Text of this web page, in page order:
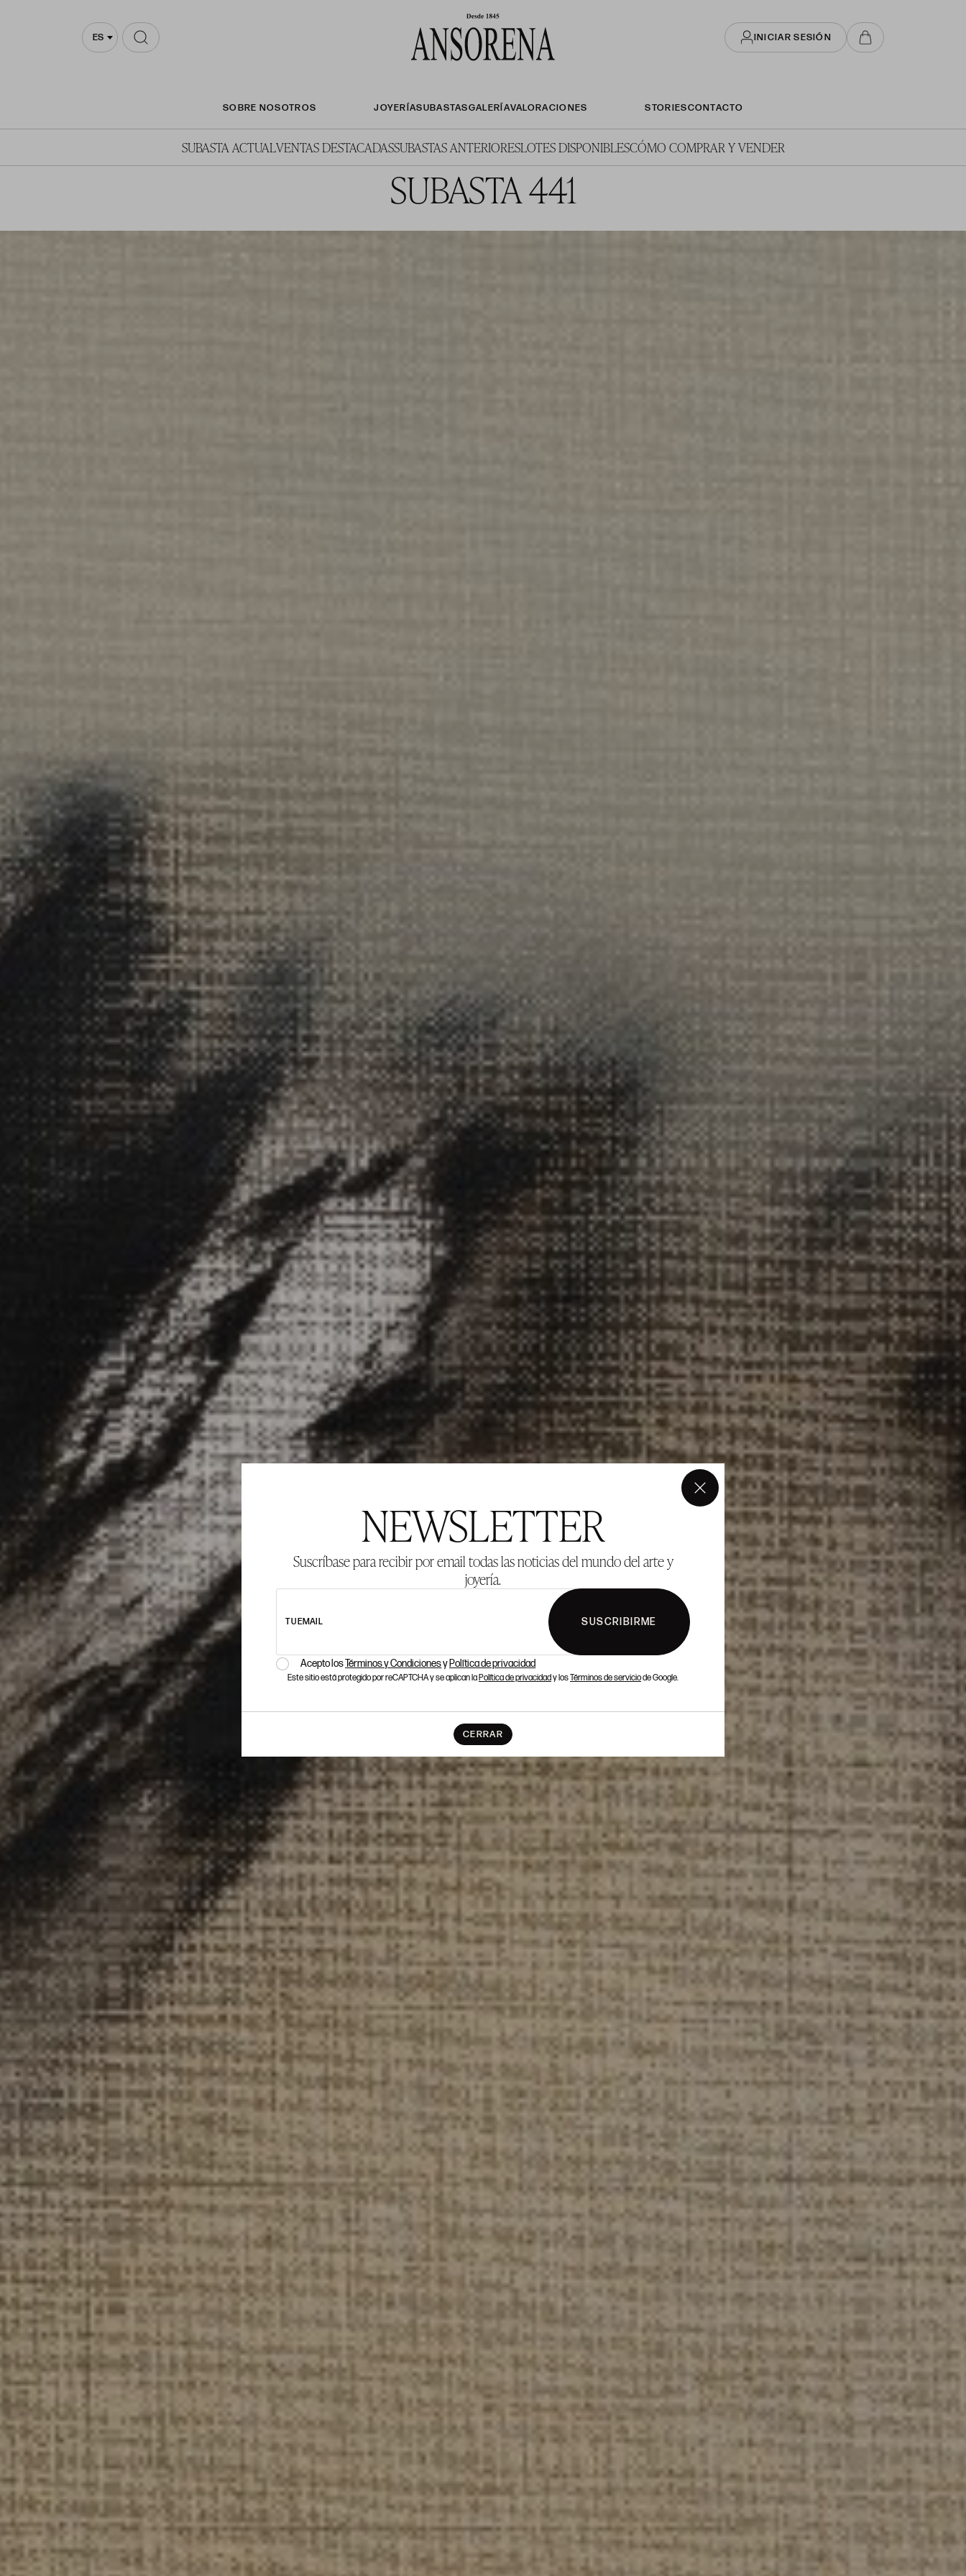
NEWSLETTER
Suscríbase para recibir por email todas las noticias del mundo del arte y
joyería.
TU EMAIL SUSCRIBIRME
Acepto losTérminos y Condicionesy Política de privacidad
Este sitio está protegido por reCAPTCHA y se aplican laPolítica de privacidady losTérminos de serviciode Google.
CERRAR
×
ES INICIAR SESIÓN
SOBRE NOSOTROS JOYERÍASUBASTASGALERÍAVALORACIONES STORIESCONTACTO
SUBASTA ACTUALVENTAS DESTACADASSUBASTAS ANTERIORESLOTES DISPONIBLESCÓMO COMPRAR Y VENDER
SUBASTA 441